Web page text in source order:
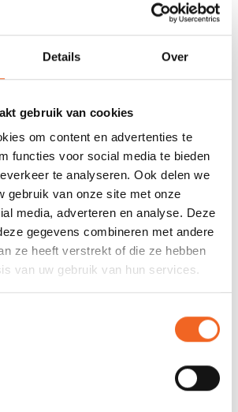
Details Over
gebruik van cookies
om content en advertenties te
functies voor social media te bieden
te analyseren. Ook delen we
gebruik van onze site met onze
media, adverteren en analyse. Deze
gegevens combineren met andere
ze heeft verstrekt of die ze hebben
van uw gebruik van hun services.
op basis van 0 beoordelingen
TOEVOEGEN
PRODUCTEN